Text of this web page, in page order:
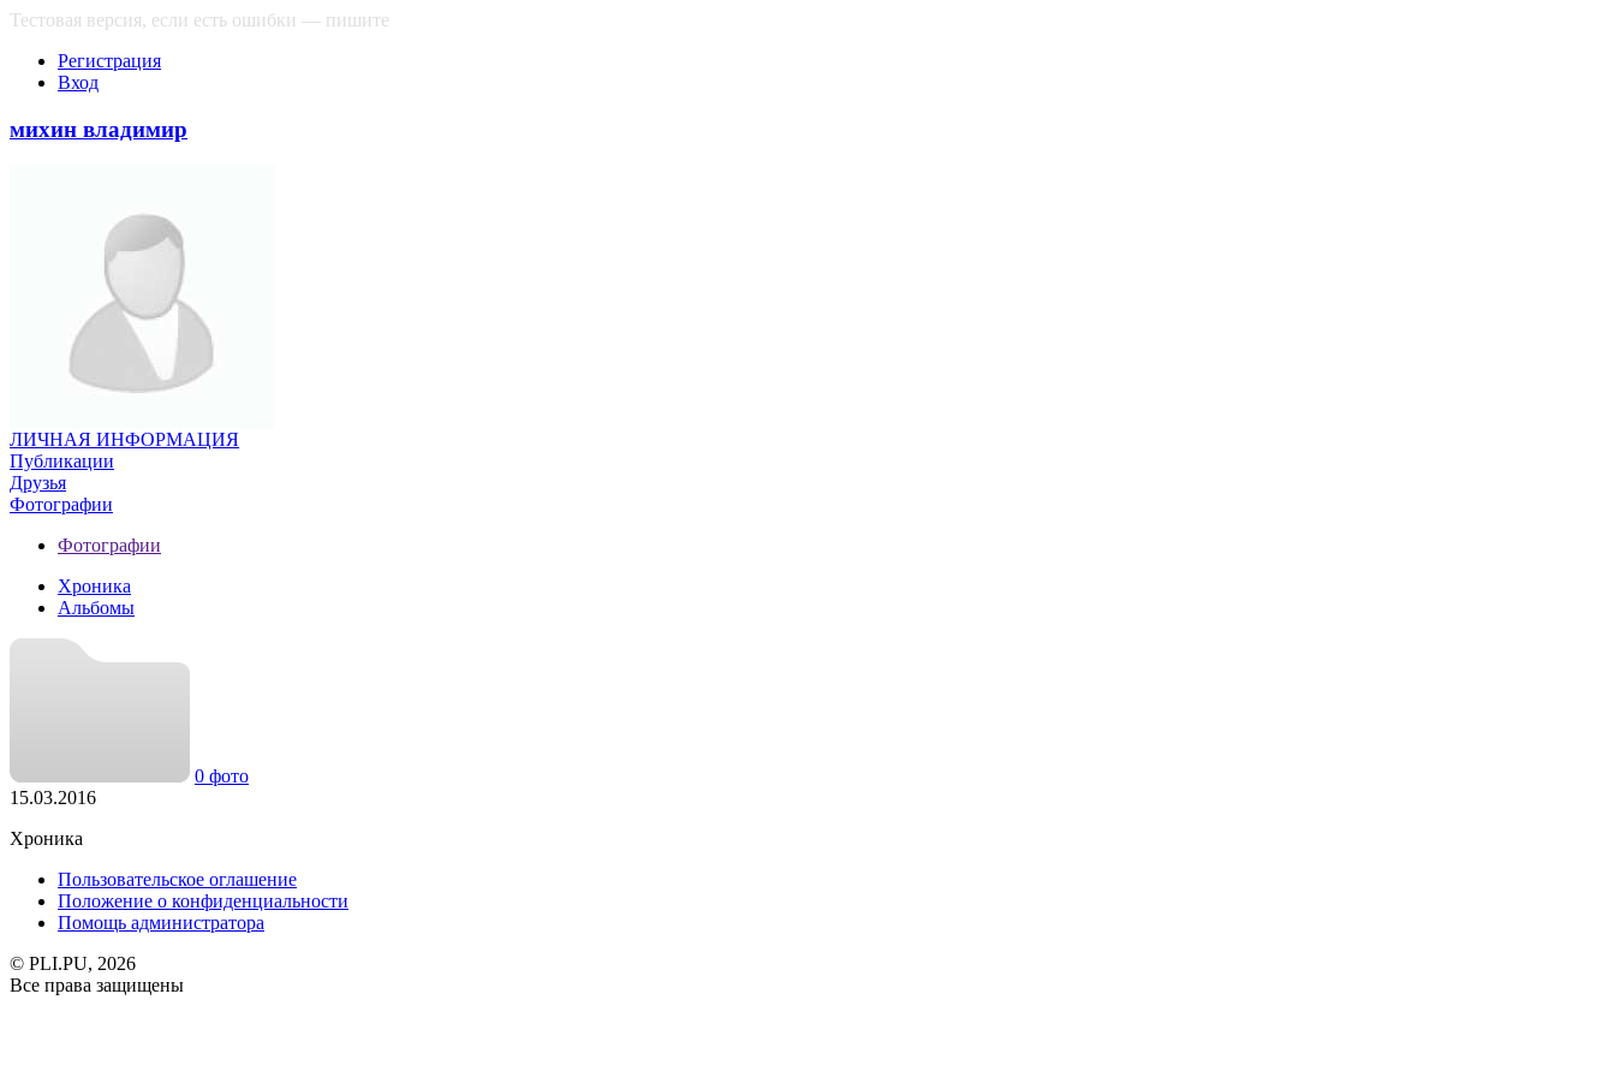
Тестовая версия, если есть ошибки — пишите
Регистрация
Вход
михин владимир
ЛИЧНАЯ ИНФОРМАЦИЯ
Публикации
Друзья
Фотографии
Фотографии
Хроника
Альбомы
0 фото
15.03.2016
Хроника
Пользовательское оглашение
Положение о конфиденциальности
Помощь администратора
© PLI.PU, 2026
Все права защищены